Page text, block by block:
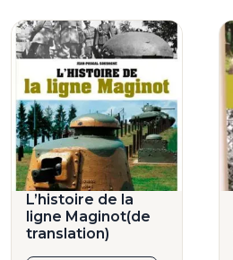
L’histoire de la
ligne Maginot(de
translation)